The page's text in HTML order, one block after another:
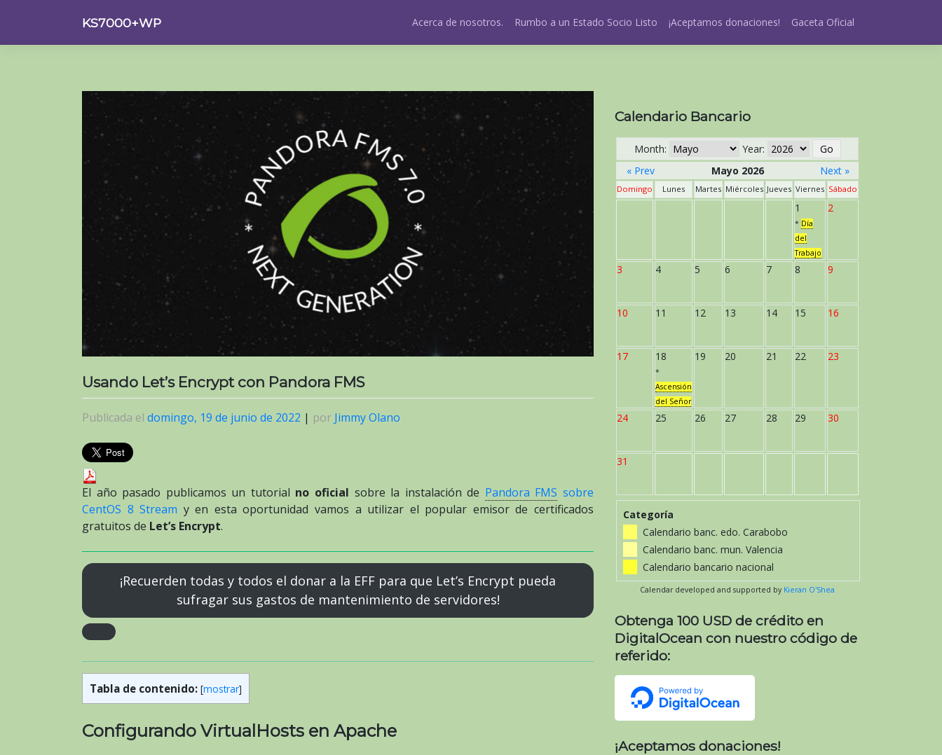
contenido
KS7000+WP Acerca de nosotros. Rumbo a un Estado Socio Listo ¡Aceptamos donaciones! Gaceta Oficial
Usando Let’s Encrypt con Pandora FMS
Publicada el domingo, 19 de junio de 2022 | por Jimmy Olano
El año pasado publicamos un tutorial no oficial sobre la instalación de Pandora FMS sobre
CentOS 8 Stream y en esta oportunidad vamos a utilizar el popular emisor de certificados
gratuitos de Let’s Encrypt.
¡Recuerden todas y todos el donar a la EFF para que Let’s Encrypt pueda
sufragar sus gastos de mantenimiento de servidores!
Tabla de contenido: [mostrar]
Configurando VirtualHosts en Apache
Calendario Bancario
Month:
Year:
« Prev
Mayo 2026 Next »
Domingo Lunes Martes Miércoles Jueves Viernes Sábado
1
* Día
del
Trabajo
2
3 4 5 6 7 8 9
10 11 12 13 14 15 16
17 18
*
Ascensión
del Señor
19 20 21 22 23
24 25 26 27 28 29 30
31
Categoría
Calendario banc. edo. Carabobo
Calendario banc. mun. Valencia
Calendario bancario nacional
Calendar developed and supported by Kieran O'Shea
Obtenga 100 USD de crédito en
DigitalOcean con nuestro código de
referido:
¡Aceptamos donaciones!